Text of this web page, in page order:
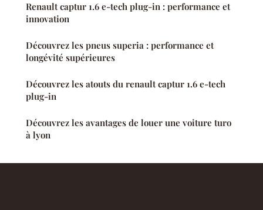
Renault captur 1.6 e-tech plug-in : performance et
innovation
Découvrez les pneus superia : performance et
longévité supérieures
Découvrez les atouts du renault captur 1.6 e-tech
plug-in
Découvrez les avantages de louer une voiture turo
à lyon